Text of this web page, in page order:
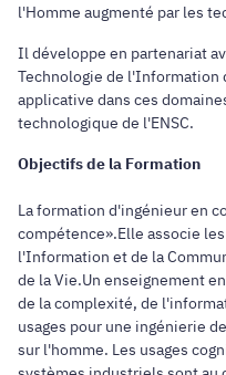
l'Homme augmenté par les
Il développe en partenariat
Technologie de l'Information
applicative dans ces
technologique de l'ENSC.
Objectifs de la Formation
La formation d'ingénieur en
compétence».Elle associe
l'Information et de la
de la Vie.Un enseignement
de la complexité, de
usages pour une ingénierie
sur l'homme. Les usages